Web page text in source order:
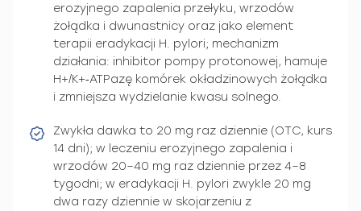
erozyjnego zapalenia przełyku, wrzodów
żołądka i dwunastnicy oraz jako element
terapii eradykacji H. pylori; mechanizm
działania: inhibitor pompy protonowej, hamuje
H+/K+‑ATPazę komórek okładzinowych żołądka
i zmniejsza wydzielanie kwasu solnego.
Zwykła dawka to 20 mg raz dziennie (OTC, kurs
14 dni); w leczeniu erozyjnego zapalenia i
wrzodów 20–40 mg raz dziennie przez 4–8
tygodni; w eradykacji H. pylori zwykle 20 mg
dwa razy dziennie w skojarzeniu z